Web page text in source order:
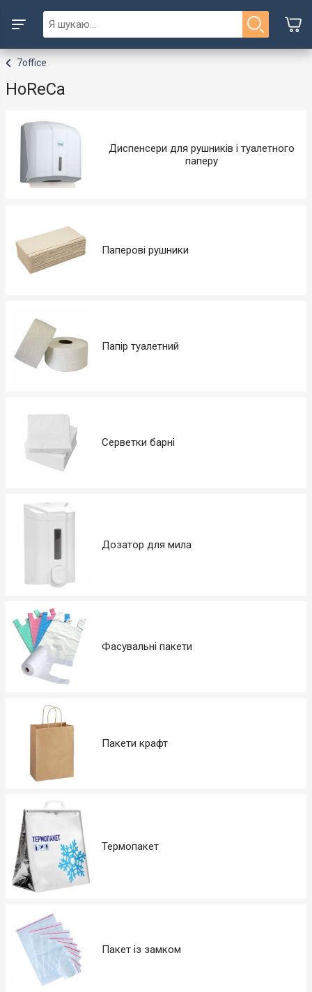
7office
HoReCa
Диспенсери для рушників і туалетного
паперу
Паперові рушники
Папір туалетний
Серветки барні
Дозатор для мила
Фасувальні пакети
Пакети крафт
Термопакет
Пакет із замком